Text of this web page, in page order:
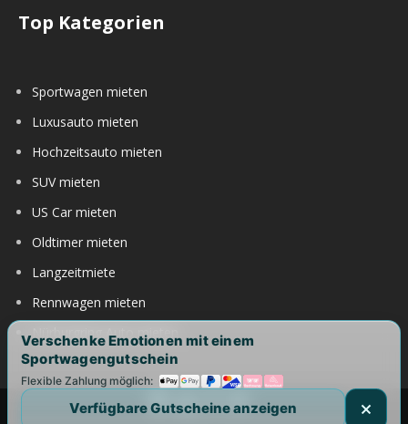
Top Kategorien
Sportwagen mieten
Luxusauto mieten
Hochzeitsauto mieten
SUV mieten
US Car mieten
Oldtimer mieten
Langzeitmiete
Rennwagen mieten
Nürburgring Auto mieten
Verschenke Emotionen mit einem
Sportwagengutschein
Flexible Zahlung möglich:
Verfügbare Gutscheine anzeigen